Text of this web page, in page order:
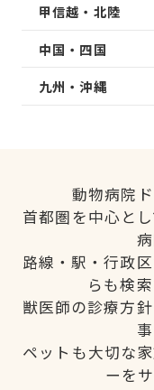
甲信越・北陸
中国・四国
九州・沖縄
動物病院
首都圏を中心と
路線・駅・行政
らも検
獣医師の診療方
ペットも大切な
ーを